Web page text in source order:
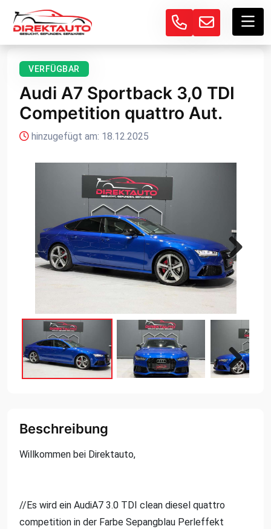
VERFÜGBAR
Audi A7 Sportback 3,0 TDI
Competition quattro Aut.
hinzugefügt am: 18.12.2025
Next
Beschreibung
Willkommen bei Direktauto,
//Es wird ein AudiA7 3.0 TDI clean diesel quattro
competition in der Farbe Sepangblau Perleffekt